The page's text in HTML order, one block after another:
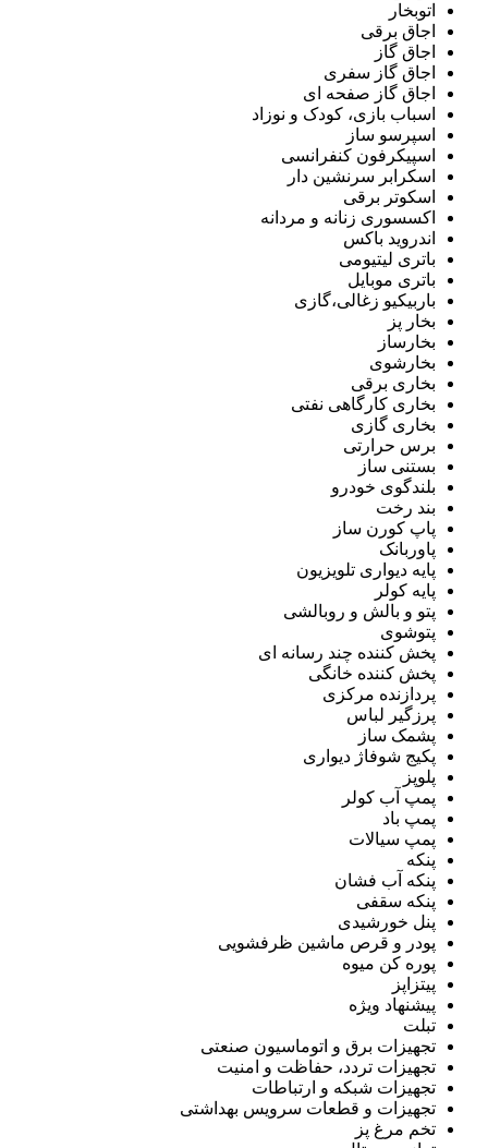
اتوبخار
اجاق برقی
اجاق گاز
اجاق گاز سفری
اجاق گاز صفحه ای
اسباب بازی، کودک و نوزاد
اسپرسو ساز
اسپیکرفون کنفرانسی
اسکرابر سرنشین دار
اسکوتر برقی
اکسسوری زنانه و مردانه
اندروید باکس
باتری لیتیومی
باتری موبایل
باربیکیو زغالی،گازی
بخار پز
بخارساز
بخارشوی
بخاری برقی
بخاری کارگاهی نفتی
بخاری گازی
برس حرارتی
بستنی ساز
بلندگوی خودرو
بند رخت
پاپ کورن ساز
پاوربانک
پایه دیواری تلویزیون
پایه کولر
پتو و بالش و روبالشی
پتوشوی
پخش کننده چند رسانه ای
پخش کننده خانگی
پردازنده مرکزی
پرزگیر لباس
پشمک ساز
پکیج شوفاژ دیواری
پلوپز
پمپ آب کولر
پمپ باد
پمپ سیالات
پنکه
پنکه آب فشان
پنکه سقفی
پنل خورشیدی
پودر و قرص ماشین ظرفشویی
پوره کن میوه
پیتزاپز
پیشنهاد ویژه
تبلت
تجهیزات برق و اتوماسیون صنعتی
تجهیزات تردد، حفاظت و امنیت
تجهیزات شبکه و ارتباطات
تجهیزات و قطعات سرویس بهداشتی
تخم مرغ پز